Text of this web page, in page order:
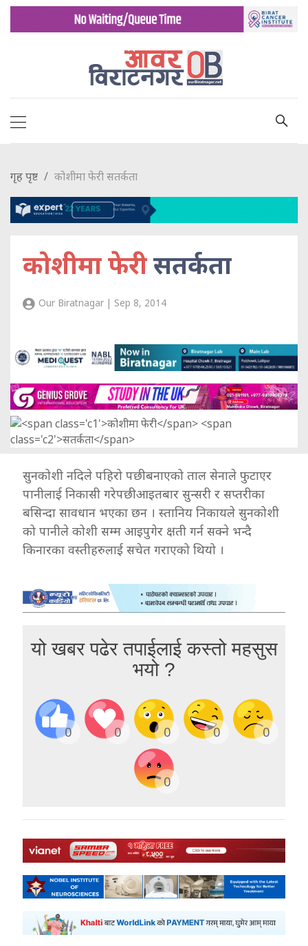
गृह पृष्ट कोशीमा फेरी सतर्कता
कोशीमा फेरीसतर्कता
Our Biratnagar | Sep 8, 2014
सुनकोशी नदिले पहिरो पछी बनाएको ताल सेनाले फुटाएर
पानीलाई निकासी गरेपछी आइतबार सुन्सरी र सप्तरीका
बसिन्दा सावधान भएका छन । स्तानिय निकायले सुनकोशी
को पानीले कोशी सम्म आइपुगेर क्षती गर्न सक्ने भन्दै
किनारका वस्तीहरुलाई सचेत गराएको थियो ।
यो खबर पढेर तपाईलाई कस्तो महसुस
भयो ?
0 0 0 0 0
0